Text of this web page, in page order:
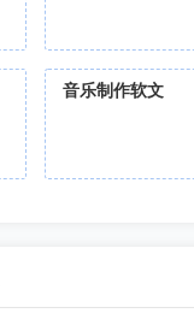
音乐制作软文